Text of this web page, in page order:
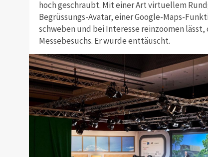
hoch geschraubt. Mit einer Art virtuellem
Begrüssungs-Avatar, einer Google-Maps-
schweben und bei Interesse reinzoomen
Messebesuchs. Er wurde enttäuscht.